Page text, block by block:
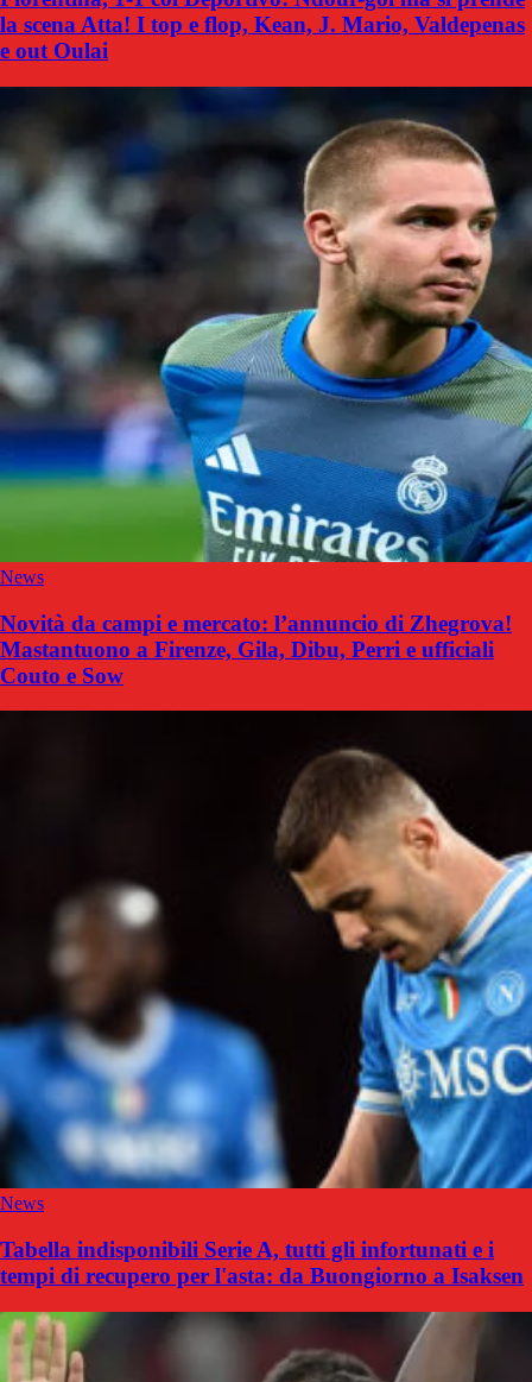
la scena Atta! I top e flop, Kean, J. Mario, Valdepenas
e out Oulai
News
Novità da campi e mercato: l’annuncio di Zhegrova!
Mastantuono a Firenze, Gila, Dibu, Perri e ufficiali
Couto e Sow
News
Tabella indisponibili Serie A, tutti gli infortunati e i
tempi di recupero per l'asta: da Buongiorno a Isaksen